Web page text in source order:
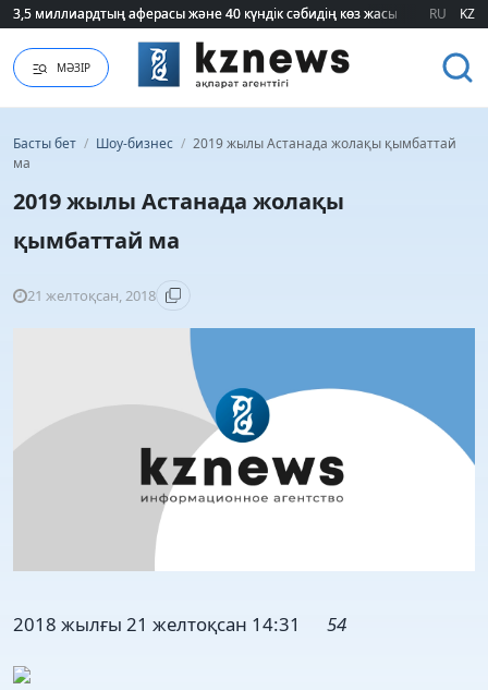
3,5 миллиардтың аферасы және 40 күндік сәбидің көз жасы:
3,5 миллиардтың аферасы және 40 күндік сәбидің көз жасы: RU KZ
МӘЗІР
Басты бет / Шоу-бизнес / 2019 жылы Астанада жолақы қымбаттай
ма
2019 жылы Астанада жолақы
қымбаттай ма
21 желтоқсан, 2018
2018 жылғы 21 желтоқсан 14:31 54